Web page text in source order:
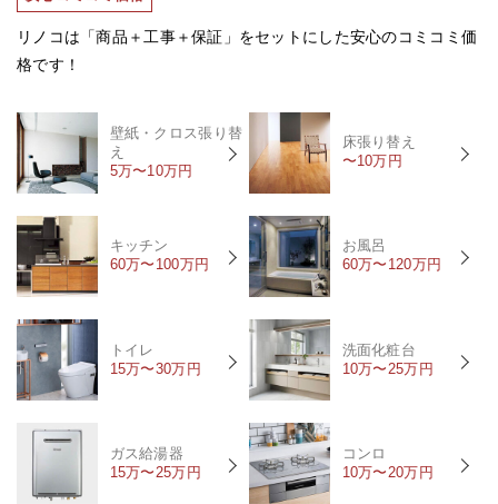
リノコは「商品＋工事＋保証」をセットにした安心のコミコミ価
格です！
壁紙・クロス張り替
え
5万〜10万円
床張り替え
〜10万円
キッチン
60万〜100万円
お風呂
60万〜120万円
トイレ
15万〜30万円
洗面化粧台
10万〜25万円
ガス給湯器
15万〜25万円
コンロ
10万〜20万円